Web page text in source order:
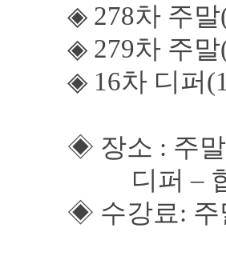
◈ 278차 주말
◈ 279차 주말
◈ 16차 디퍼
◈ 장소 : 주
디퍼–
◈ 수강료: